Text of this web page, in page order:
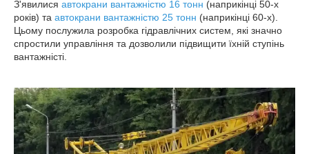
З'явилися автокрани вантажністю 16 тонн (наприкінці 50-х
років) та автокрани вантажністю 25 тонн (наприкінці 60-х).
Цьому послужила розробка гідравлічних систем, які значно
спростили управління та дозволили підвищити їхній ступінь
вантажністі.